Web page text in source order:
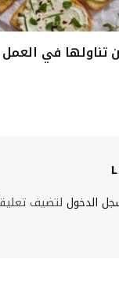
تناولها في
الدخول لتضيف